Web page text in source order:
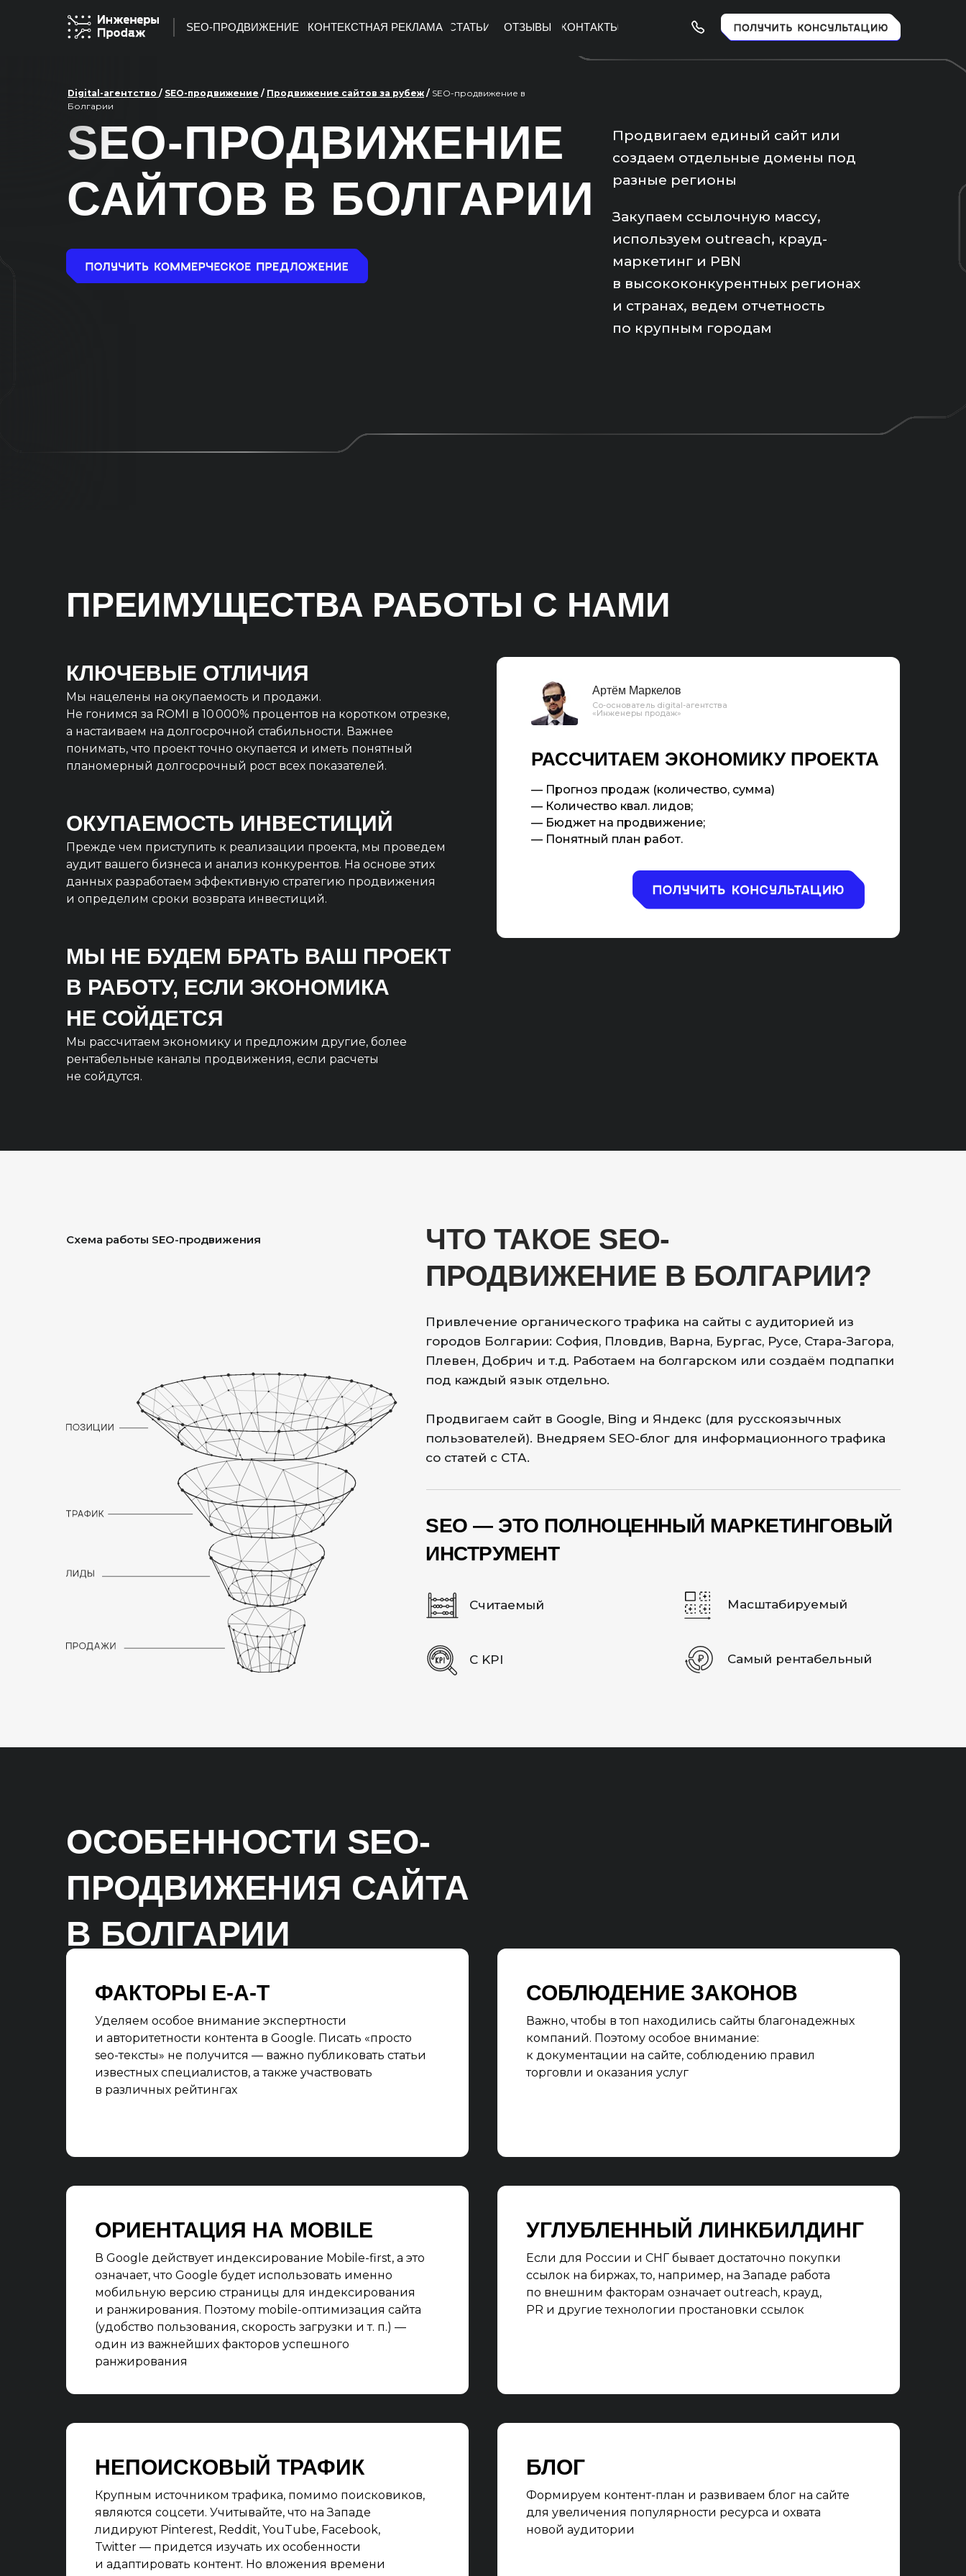
SEO-ПРОДВИЖЕНИЕ КОНТЕКСТНАЯ РЕКЛАМА КОНТАКТЫ
ОТЗЫВЫ
СТАТЬИ
SEO-ПРОДВИЖЕНИЕ
САЙТОВ В БОЛГАРИИ
Продвигаем единый сайт или
создаем отдельные домены под
разные регионы
Закупаем ссылочную массу,
используем outreach, крауд-
маркетинг и PBN
в высококонкурентных регионах
и странах, ведем отчетность
по крупным городам
Digital-агентство / SEO-продвижение / Продвижение сайтов за рубеж / SEO-продвижение в
Болгарии
ОКУПАЕМОСТЬ ИНВЕСТИЦИЙ
Прежде чем приступить к реализации проекта, мы проведем
аудит вашего бизнеса и анализ конкурентов. На основе этих
данных разработаем эффективную стратегию продвижения
и определим сроки возврата инвестиций.
ПРЕИМУЩЕСТВА РАБОТЫ С НАМИ
КЛЮЧЕВЫЕ ОТЛИЧИЯ
Мы нацелены на окупаемость и продажи.
Не гонимся за ROMI в 10 000% процентов на коротком отрезке,
а настаиваем на долгосрочной стабильности. Важнее
понимать, что проект точно окупается и иметь понятный
планомерный долгосрочный рост всех показателей.
МЫ НЕ БУДЕМ БРАТЬ ВАШ ПРОЕКТ
В РАБОТУ, ЕСЛИ ЭКОНОМИКА
НЕ СОЙДЕТСЯ
Мы рассчитаем экономику и предложим другие, более
рентабельные каналы продвижения, если расчеты
не сойдутся.
Со-основатель digital-агентства
«Инженеры продаж»
Артём Маркелов
РАССЧИТАЕМ ЭКОНОМИКУ ПРОЕКТА
— Прогноз продаж (количество, сумма)
— Количество квал. лидов;
— Бюджет на продвижение;
— Понятный план работ.
ЧТО ТАКОЕ SEO-
ПРОДВИЖЕНИЕ В БОЛГАРИИ?
Привлечение органического трафика на сайты с аудиторией из
городов Болгарии: София, Пловдив, Варна, Бургас, Русе, Стара-Загора,
Плевен, Добрич и т.д. Работаем на болгарском или создаём подпапки
под каждый язык отдельно.
Продвигаем сайт в Google, Bing и Яндекс (для русскоязычных
пользователей). Внедряем SEO-блог для информационного трафика
со статей с CTA.
Схема работы SEO-продвижения
SEO — ЭТО ПОЛНОЦЕННЫЙ МАРКЕТИНГОВЫЙ
ИНСТРУМЕНТ
Считаемый Масштабируемый
С KPI Самый рентабельный
ОСОБЕННОСТИ SEO-
ПРОДВИЖЕНИЯ САЙТА
В БОЛГАРИИ
ФАКТОРЫ E-A-T
Уделяем особое внимание экспертности
и авторитетности контента в Google. Писать «просто
seo-тексты» не получится — важно публиковать статьи
известных специалистов, а также участвовать
в различных рейтингах
Важно, чтобы в топ находились сайты благонадежных
компаний. Поэтому особое внимание:
к документации на сайте, соблюдению правил
торговли и оказания услуг
СОБЛЮДЕНИЕ ЗАКОНОВ
ОРИЕНТАЦИЯ НА MOBILE
В Google действует индексирование Mobile-first, а это
означает, что Google будет использовать именно
мобильную версию страницы для индексирования
и ранжирования. Поэтому mobile-оптимизация сайта
(удобство пользования, скорость загрузки и т. п.) —
один из важнейших факторов успешного
ранжирования
Если для России и СНГ бывает достаточно покупки
ссылок на биржах, то, например, на Западе работа
по внешним факторам означает outreach, крауд,
PR и другие технологии простановки ссылок
УГЛУБЛЕННЫЙ ЛИНКБИЛДИНГ
НЕПОИСКОВЫЙ ТРАФИК
Крупным источником трафика, помимо поисковиков,
являются соцсети. Учитывайте, что на Западе
лидируют Pinterest, Reddit, YouTube, Facebook,
Twitter — придется изучать их особенности
и адаптировать контент. Но вложения времени
БЛОГ
Формируем контент-план и развиваем блог на сайте
для увеличения популярности ресурса и охвата
новой аудитории